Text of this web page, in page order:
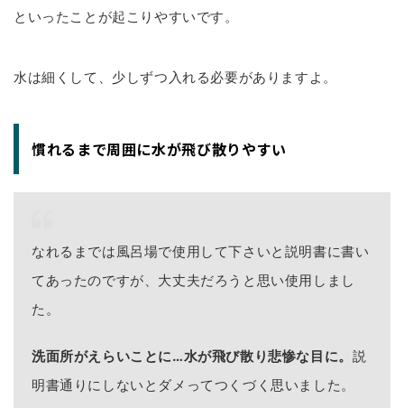
といったことが起こりやすいです。
水は細くして、少しずつ入れる必要がありますよ。
慣れるまで周囲に水が飛び散りやすい
なれるまでは風呂場で使用して下さいと説明書に書い
てあったのですが、大丈夫だろうと思い使用しまし
た。
洗面所がえらいことに…水が飛び散り悲惨な目に。 説
明書通りにしないとダメってつくづく思いました。